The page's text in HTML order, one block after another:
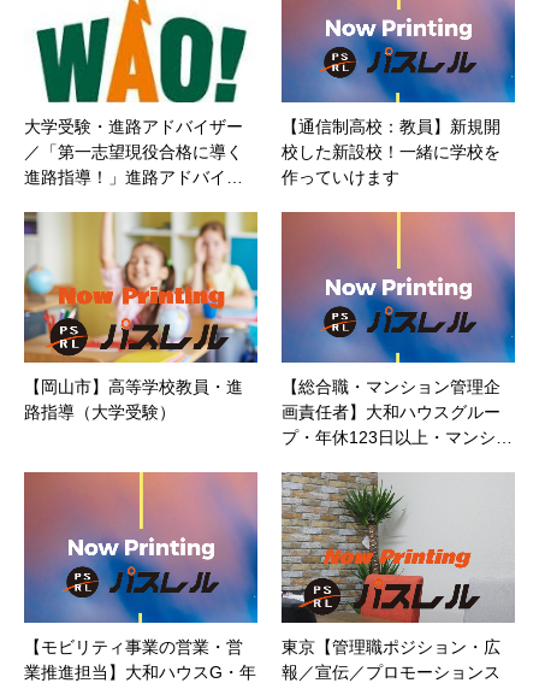
大学受験・進路アドバイザー
／「第一志望現役合格に導く
進路指導！」進路アドバイ…
【通信制高校：教員】新規開
校した新設校！一緒に学校を
作っていけます
【岡山市】高等学校教員・進
路指導（大学受験）
【総合職・マンション管理企
画責任者】大和ハウスグルー
プ・年休123日以上・マンシ…
【モビリティ事業の営業・営
業推進担当】大和ハウスG・年
東京【管理職ポジション・広
報／宣伝／プロモーションス